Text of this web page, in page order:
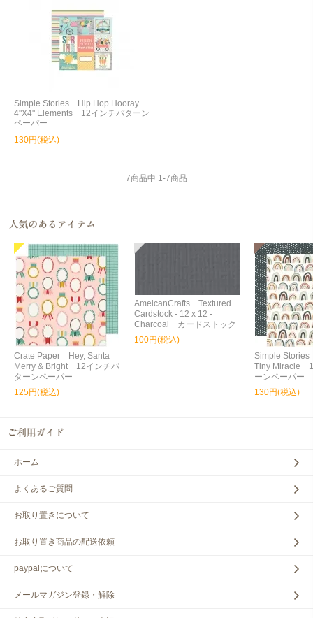
Simple Stories Hip Hop Hooray
4"X4" Elements 12インチパターン
ペーパー
130円(税込)
7商品中 1-7商品
Crate Paper Hey, Santa
Merry & Bright 12インチパ
ターンペーパー
125円(税込)
AmeicanCrafts Textured
Cardstock - 12 x 12 -
Charcoal カードストック
100円(税込)
Simple
Tiny Miracle
ーンペーパー
130円(税込)
ホーム
よくあるご質問
お取り置きについて
お取り置き商品の配送依頼
paypalについて
メールマガジン登録・解除